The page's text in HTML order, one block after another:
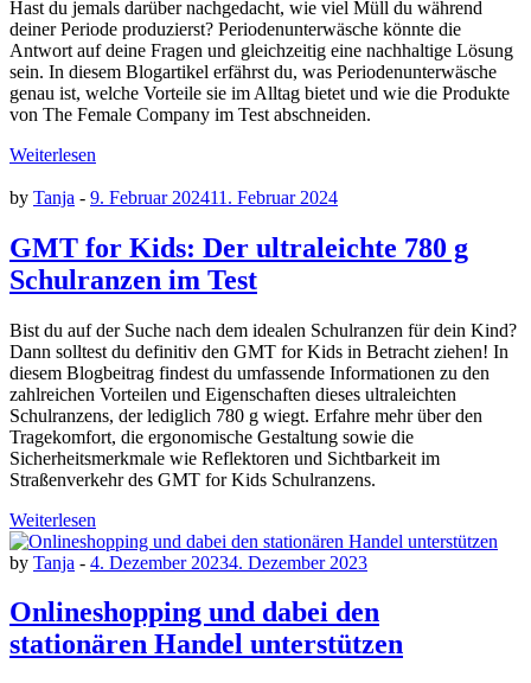
Hast du jemals darüber nachgedacht, wie viel Müll du während
deiner Periode produzierst? Periodenunterwäsche könnte die
Antwort auf deine Fragen und gleichzeitig eine nachhaltige Lösung
sein. In diesem Blogartikel erfährst du, was Periodenunterwäsche
genau ist, welche Vorteile sie im Alltag bietet und wie die Produkte
von The Female Company im Test abschneiden.
Weiterlesen
by Tanja - 9. Februar 202411. Februar 2024
GMT for Kids: Der ultraleichte 780 g
Schulranzen im Test
Bist du auf der Suche nach dem idealen Schulranzen für dein Kind?
Dann solltest du definitiv den GMT for Kids in Betracht ziehen! In
diesem Blogbeitrag findest du umfassende Informationen zu den
zahlreichen Vorteilen und Eigenschaften dieses ultraleichten
Schulranzens, der lediglich 780 g wiegt. Erfahre mehr über den
Tragekomfort, die ergonomische Gestaltung sowie die
Sicherheitsmerkmale wie Reflektoren und Sichtbarkeit im
Straßenverkehr des GMT for Kids Schulranzens.
Weiterlesen
by Tanja - 4. Dezember 20234. Dezember 2023
Onlineshopping und dabei den
stationären Handel unterstützen